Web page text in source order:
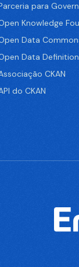
para
Knowledge
Data
Data Definition
CKAN
do CKAN